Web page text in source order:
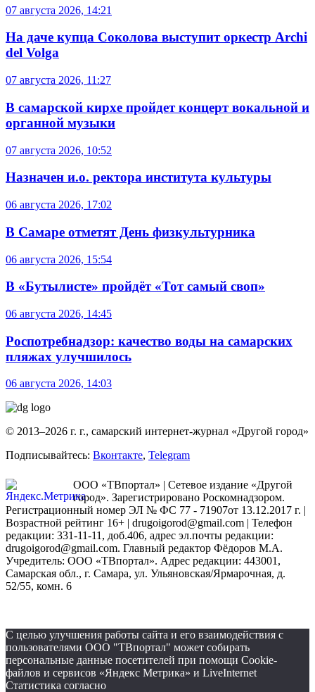
07 августа 2026, 14:21
На даче купца Соколова выступит оркестр Archi
del Volga
07 августа 2026, 11:27
В самарской кирхе пройдет концерт вокальной и
органной музыки
07 августа 2026, 10:52
Назначен и.о. ректора института культуры
06 августа 2026, 17:02
В Самаре отметят День физкультурника
06 августа 2026, 15:54
В «Бутылисте» пройдёт «Тот самый своп»
06 августа 2026, 14:45
Роспотребнадзор: качество воды на самарских
пляжах улучшилось
06 августа 2026, 14:03
© 2013–2026 г. г., самарский интернет-журнал «Другой город»
Подписывайтесь: Вконтакте, Telegram
ООО «ТВпортал» | Сетевое издание «Другой
город». Зарегистрировано Роскомнадзором.
Регистрационный номер ЭЛ № ФС 77 - 71907от 13.12.2017 г. |
Возрастной рейтинг 16+ | drugoigorod@gmail.com | Телефон
редакции: 331-11-11, доб.406, адрес эл.почты редакции:
drugoigorod@gmail.com. Главный редактор Фёдоров М.А.
Учредитель: ООО «ТВпортал». Адрес редакции: 443001,
Самарская обл., г. Самара, ул. Ульяновская/Ярмарочная, д.
52/55, комн. 6
С целью улучшения работы сайта и его взаимодействия с
пользователями ООО "ТВпортал" может собирать
персональные данные посетителей при помощи Cookie-
файлов и сервисов «Яндекс Метрика» и LiveInternet
Статистика согласно